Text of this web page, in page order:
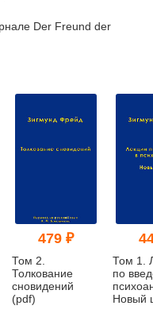
Der Freund der
479 ₽
Том 2.
Толкование
сновидений
(pdf)
Том 1.
по
Новый